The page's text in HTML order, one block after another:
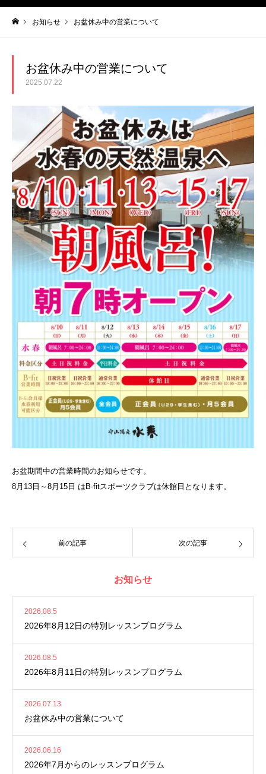
お知らせ お盆休み中の営業について
お盆休み中の営業について
2025.07.22
お盆期間中の営業時間のお知らせです。
8月13日～8月15日 はB-fitスポーツクラブは休館日となります。
前の記事 次の記事
お知らせ
2026.08.5
2026年8月12日の特別レッスンプログラム
2026.08.5
2026年8月11日の特別レッスンプログラム
2026.07.13
お盆休み中の営業について
2026.06.16
2026年7月からのレッスンプログラム